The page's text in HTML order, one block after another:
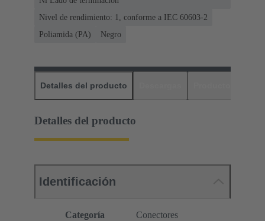
Nivel de rendimiento: 1, conforme a IEC 60603-2
Poliamida (PA)
Negro
Detalles del producto
Detalles del producto
Identificación
Categoría
Conectores